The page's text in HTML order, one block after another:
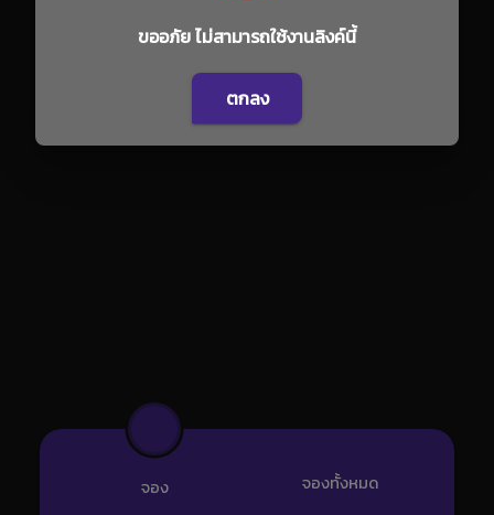
จอง จองทั้งหมด
ขออภัย ไม่สามารถใช้งานลิงค์นี้
ตกลง